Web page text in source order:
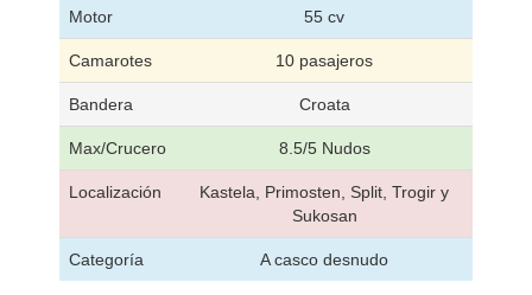
Motor 55 cv
Camarotes 10 pasajeros
Bandera Croata
Max/Crucero 8.5/5 Nudos
Localización
Kastela, Primosten, Split, Trogir y
Sukosan
Categoría A casco desnudo